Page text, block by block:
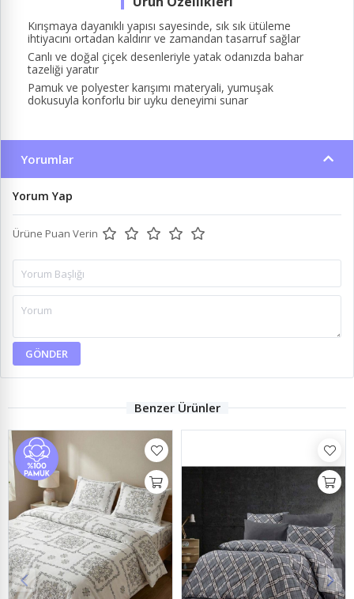
Kırışmaya dayanıklı yapısı sayesinde, sık sık ütüleme
ihtiyacını ortadan kaldırır ve zamandan tasarruf sağlar
Canlı ve doğal çiçek desenleriyle yatak odanızda bahar
tazeliği yaratır
Pamuk ve polyester karışımı materyali, yumuşak
dokusuyla konforlu bir uyku deneyimi sunar
Yorumlar
Yorum Yap
Ürüne Puan Verin
GÖNDER
Benzer Ürünler